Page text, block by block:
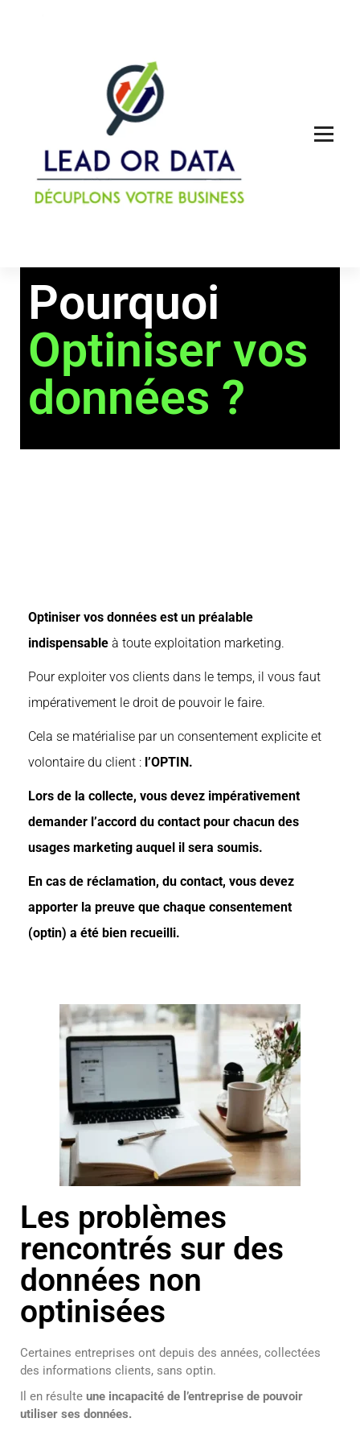
Pourquoi
Optiniser vos
données ?
Optiniser vos données est un préalable
indispensable à toute exploitation marketing.
Pour exploiter vos clients dans le temps, il vous faut
impérativement le droit de pouvoir le faire.
Cela se matérialise par un consentement explicite et
volontaire du client : l’OPTIN.
Lors de la collecte, vous devez impérativement
demander l’accord du contact pour chacun des
usages marketing auquel il sera soumis.
En cas de réclamation, du contact, vous devez
apporter la preuve que chaque consentement
(optin) a été bien recueilli.
Les problèmes
rencontrés sur des
données non
optinisées
Certaines entreprises ont depuis des années, collectées
des informations clients, sans optin.
Il en résulte une incapacité de l’entreprise de pouvoir
utiliser ses données.